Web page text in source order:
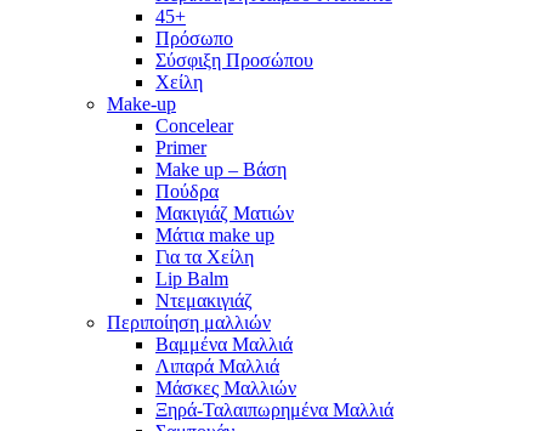
45+
Πρόσωπο
Σύσφιξη Προσώπου
Χείλη
Make-up
Concelear
Primer
Make up – Βάση
Πούδρα
Μακιγιάζ Ματιών
Μάτια make up
Για τα Χείλη
Lip Balm
Ντεμακιγιάζ
Περιποίηση μαλλιών
Βαμμένα Μαλλιά
Λιπαρά Μαλλιά
Μάσκες Μαλλιών
Ξηρά-Ταλαιπωρημένα Μαλλιά